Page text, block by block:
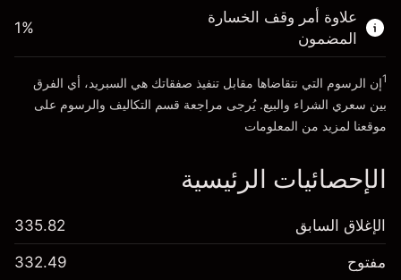
انتقل إلى المنصة
علاوة أمر وقف الخسارة
المضمون
1%
1إن الرسوم التي نتقاضاها مقابل تنفيذ صفقاتك هي السبريد، أي الفرق
بين سعري الشراء والبيع. يُرجى مراجعة قسم التكاليف والرسوم على
موقعنا لمزيد من المعلومات
الإحصائيات الرئيسية
الإغلاق السابق 335.82
مفتوح 332.49